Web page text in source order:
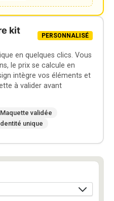
kit
PERSONNALISÉ
en quelques clics. Vous
le prix se calcule en
intègre vos éléments et
à valider avant
Maquette validée
unique